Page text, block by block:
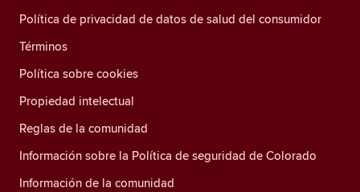
Política de privacidad de datos de salud del consumidor
Términos
Política sobre cookies
Propiedad intelectual
Reglas de la comunidad
Información sobre la Política de seguridad de Colorado
Información de la comunidad